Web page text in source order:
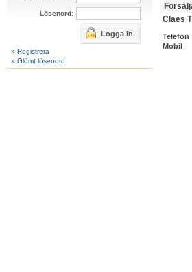
Lösenord:
Logga in
» Registrera
» Glömt lösenord
Claes
Telefon
Mobil